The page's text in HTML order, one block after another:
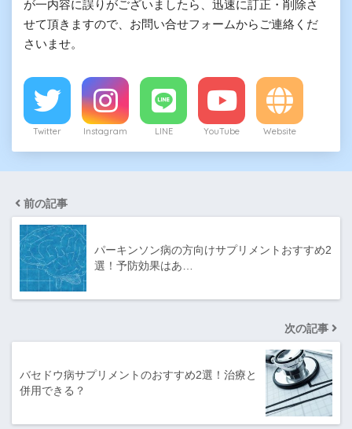
が一内容に誤りがございましたら、迅速に訂正・削除さ
せて頂きますので、お問い合せフォームからご連絡くだ
さいませ。
Twitter Instagram LINE YouTube Website
前の記事
パーキンソン病の方向けサプリメントおすすめ2
選！ 予防効果はあ…
次の記事
バセドウ病サプリメントのおすすめ2選！治療と
併用できる？